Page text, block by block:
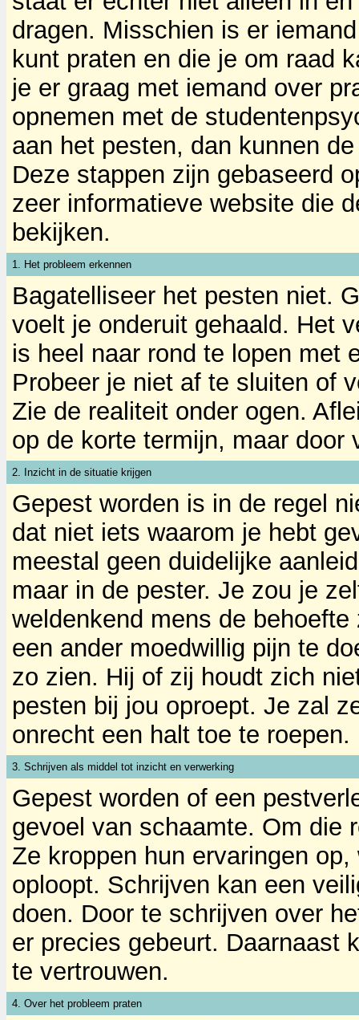
dragen. Misschien is er
kunt praten en die je om raad
je er graag met iemand over
opnemen met de
aan het pesten, dan kunnen
Deze stappen zijn gebaseerd
zeer informatieve website die
bekijken.
1. Het probleem erkennen
Bagatelliseer het pesten niet.
voelt je onderuit gehaald. Het
is heel naar rond te lopen met
Probeer je niet af te sluiten of
Zie de realiteit onder ogen.
op de korte termijn, maar
2. Inzicht in de situatie krijgen
Gepest worden is in de regel
dat niet iets waarom je hebt
meestal geen duidelijke
maar in de pester. Je zou je
weldenkend mens de
een ander moedwillig pijn te
zo zien. Hij of zij houdt zich
pesten bij jou oproept. Je zal
onrecht een halt toe te roepen.
3. Schrijven als middel tot inzicht en verwerking
Gepest worden of een
gevoel van schaamte. Om die
Ze kroppen hun ervaringen
oploopt. Schrijven kan een
doen. Door te schrijven over
er precies gebeurt. Daarnaast
te vertrouwen.
4. Over het probleem praten